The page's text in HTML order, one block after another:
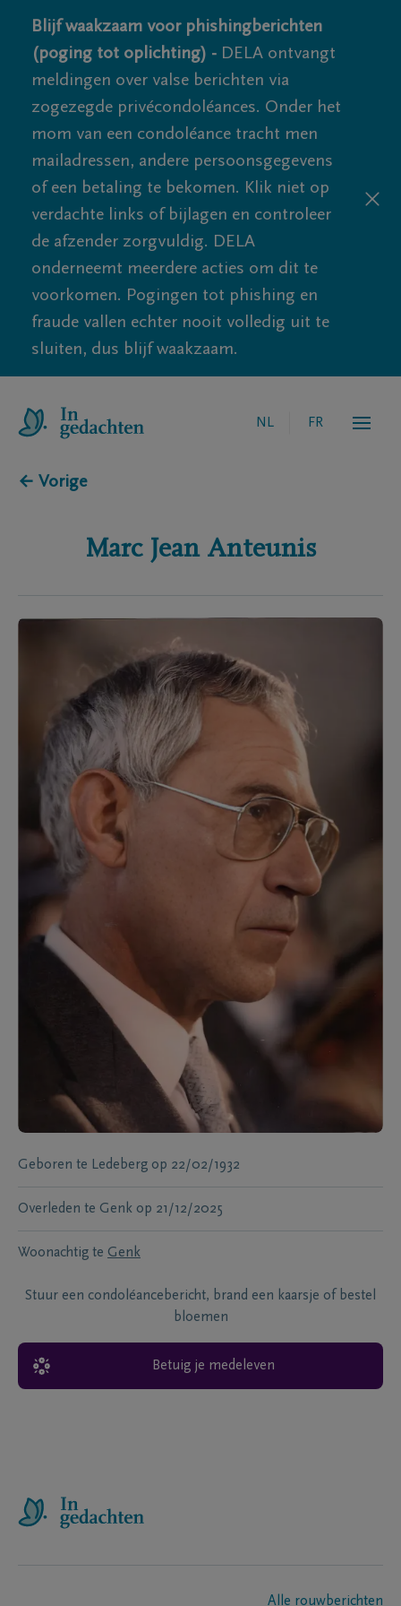
Blijf waakzaam voor phishingberichten
(poging tot oplichting) - DELA ontvangt
meldingen over valse berichten via
zogezegde privécondoléances. Onder het
mom van een condoléance tracht men
mailadressen, andere persoonsgegevens
of een betaling te bekomen. Klik niet op
verdachte links of bijlagen en controleer
de afzender zorgvuldig. DELA
onderneemt meerdere acties om dit te
voorkomen. Pogingen tot phishing en
fraude vallen echter nooit volledig uit te
sluiten, dus blijf waakzaam.
NL FR
← Vorige
Marc Jean Anteunis
Geboren te Ledeberg op 22/02/1932
Overleden te Genk op 21/12/2025
Woonachtig te Genk
Stuur een condoléancebericht, brand een kaarsje of bestel
bloemen
Betuig je medeleven
Alle rouwberichten